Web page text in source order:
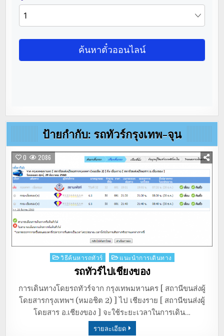
ป้ายกำกับ: รถทัวร์กรุงเทพ-จุน
0 2086
Posted
วิธีค้นหารถทัวร์ แนะนำการเดินทาง
รถทัวร์ไปเชียงของ
การเดินทางโดยรถทัวร์จาก กรุงเทพมหานคร [ สถานีขนส่งผู้
โดยสารกรุงเทพฯ (หมอชิต 2) ] ไป เชียงราย [ สถานีขนส่งผู้
โดยสาร อ.เชียงของ ] จะใช้ระยะเวลาในการเดิน…
รายละเอียด